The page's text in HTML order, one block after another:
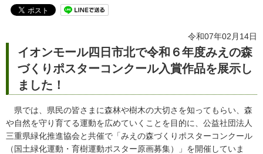
令和07年02月14日
イオンモール四日市北で令和６年度みえの森
づくりポスターコンクール入賞作品を展示し
ました！
県では、県民の皆さまに森林や樹木の大切さを知ってもらい、森
や自然を守り育てる運動を広めていくことを目的に、公益社団法人
三重県緑化推進協会と共催で「みえの森づくりポスターコンクール
（国土緑化運動・育樹運動ポスター原画募集）」を開催していま